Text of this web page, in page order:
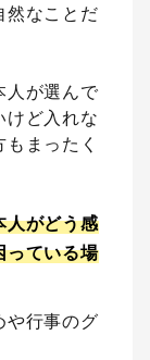
然なことだ
人が選んで
けど入れな
まったく
人がどう感
っている場
や行事のグ